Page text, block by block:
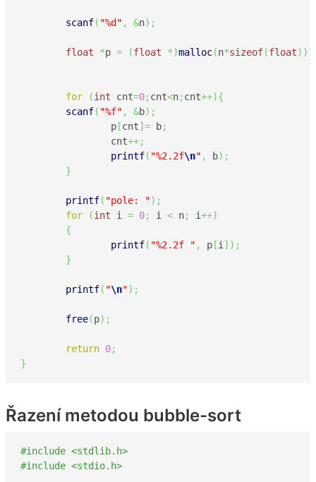
scanf( "%d" , &n) ;
float *p = (float *)malloc(n*sizeof(float) )
for (int cnt=0; cnt<n; cnt++){
scanf( "%f" , &b) ;
		p
[cnt] = b;
		cnt
++;
printf( "%2.2f\n" , b) ;
}
printf( "pole: ") ;
for
(int i = 0; i < n; i++)
{
printf( "%2.2f " , p [i ] ) ;
}
printf( "\n") ;
free(p) ;
return 0;
}
Řazení metodou bubble-sort
#include <stdlib.h>
#include <stdio.h>